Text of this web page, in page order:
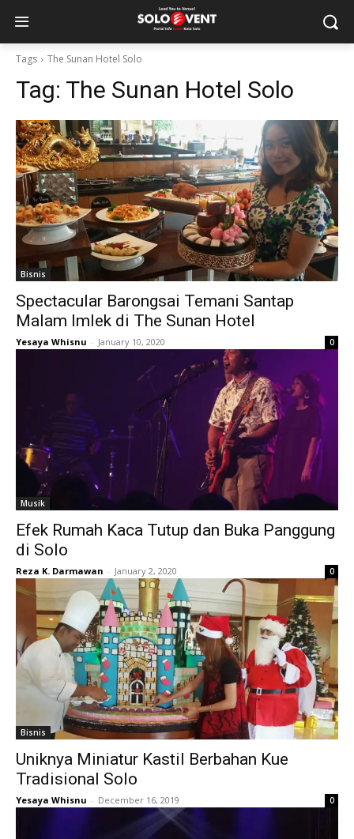
Tags The Sunan Hotel Solo
Tag: The Sunan Hotel Solo
Bisnis
Spectacular Barongsai Temani Santap
Malam Imlek di The Sunan Hotel
Yesaya Whisnu - January 10, 2020 0
Musik
Efek Rumah Kaca Tutup dan Buka Panggung
di Solo
Reza K. Darmawan - January 2, 2020 0
Bisnis
Uniknya Miniatur Kastil Berbahan Kue
Tradisional Solo
Yesaya Whisnu - December 16, 2019 0